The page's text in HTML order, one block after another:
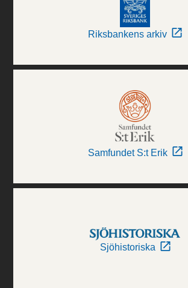
Riksbankens arkiv
Samfundet S:t Erik
Sjöhistoriska